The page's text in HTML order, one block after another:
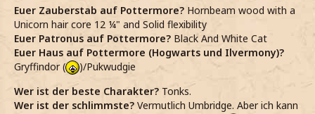
Euer Zauberstab auf Pottermore? Hornbeam wood with a
Unicorn hair core 12 ¼" and Solid flexibility
Euer Patronus auf Pottermore? Black And White Cat
Euer Haus auf Pottermore (Hogwarts und Ilvermony)?
Gryffindor (
)/Pukwudgie
Wer ist der beste Charakter? Tonks.
Wer ist der schlimmste? Vermutlich Umbridge. Aber ich kann